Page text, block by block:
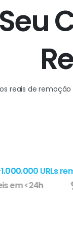
Seu
Re
reais de
URLs
em <24h